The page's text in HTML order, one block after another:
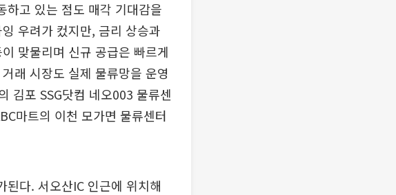
하고 있는 점도 매각 기대감을
우려가 컸지만, 금리 상승과
맞물리며 신규 공급은 빠르게
래 시장도 실제 물류망을 운영
김포 SSG닷컴 네오003 물류센
마트의 이천 모가면 물류센터
다. 서오산IC 인근에 위치해